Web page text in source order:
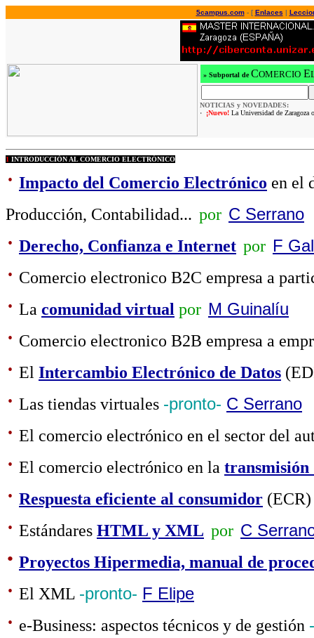
5campus.com - [Enlaces |
» Subportal de COMERCIO E
NOTICIAS y NOVEDADES:
·
¡Nuevo! La Universidad de Zaragoza
1 INTRODUCCIÓN AL COMERCIO ELECTRÓNICO
· Impacto del Comercio Electrónico en el
Producción, Contabilidad... por C Serrano
· Derecho, Confianza e Internet por F
· Comercio electronico B2C empresa a
· La comunidad virtual por M Guinalíu
· Comercio electronico B2B empresa a
· El Intercambio Electrónico de Datos
· Las tiendas virtuales -pronto- C Serrano
· El comercio electrónico en el sector del
· El comercio electrónico en la transmisión
· Respuesta eficiente al consumidor (ECR)
· Estándares HTML y XML por C
· Proyectos Hipermedia, manual de
· El XML -pronto- F Elipe
· e-Business: aspectos técnicos y de gestión